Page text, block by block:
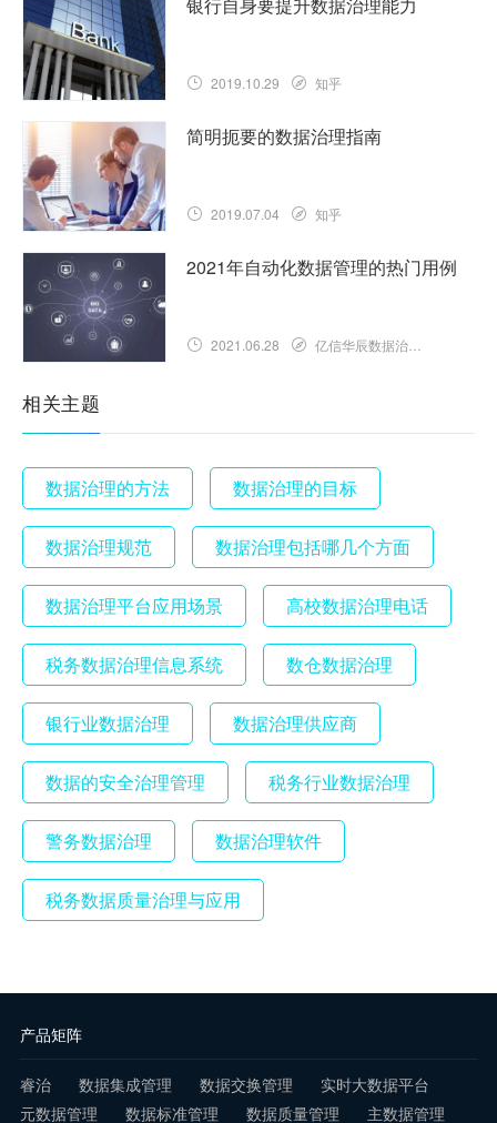
2019.10.29 知乎
简明扼要的数据治理指南
2019.07.04 知乎
2021年自动化数据管理的热门用例
2021.06.28 亿信华辰数据治理知识库
相关主题
数据治理的方法 数据治理的目标
数据治理规范 数据治理包括哪几个方面
数据治理平台应用场景 高校数据治理电话
税务数据治理信息系统 数仓数据治理
银行业数据治理 数据治理供应商
数据的安全治理管理 税务行业数据治理
警务数据治理 数据治理软件
税务数据质量治理与应用
产品矩阵
睿治 数据集成管理 数据交换管理
实时大数据平台
元数据管理
数据标准管理 数据质量管理 主数据管理